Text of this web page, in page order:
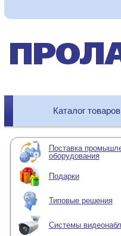
Каталог товаров
Поставка
оборудования
Подарки
Типовые решения
Системы